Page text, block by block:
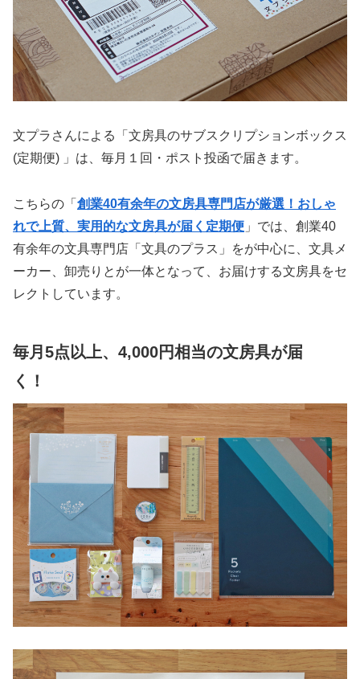
文プラさんによる「文房具のサブスクリプションボックス
(定期便) 」は、毎月１回・ポスト投函で届きます。
こちらの「 創業40有余年の文房具専門店が厳選！おしゃ
れで上質、実用的な文房具が届く定期便 」では、創業40
有余年の文具専門店「文具のプラス」をが中心に、文具メ
ーカー、卸売りとが一体となって、お届けする文房具をセ
レクトしています。
毎月5点以上、4,000円相当の文房具が届
く！